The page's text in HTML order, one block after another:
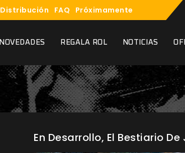
Distribución FAQ Próximamente
NOVEDADES REGALA ROL NOTICIAS
En Desarrollo, El Bestiario